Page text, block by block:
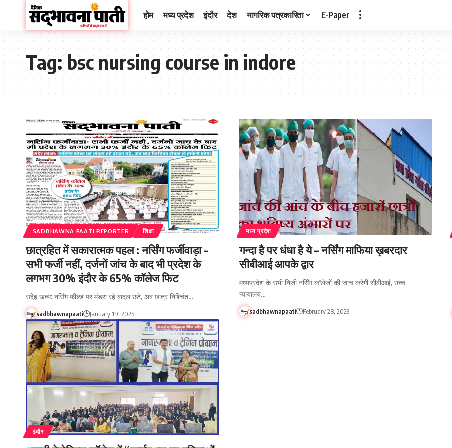
होम मध्य प्रदेश इंदौर देश नागरिक पत्रकारिता E-Paper
Tag:bsc nursing course in indore
SADBHAWNA PAATI REPORTER शिक्षा
छात्रहित में सकारात्मक पहल : नर्सिंग फर्जीवाड़ा –
सभी फर्जी नहीं, दर्जनों जांच के बाद भी प्रदेश के
लगभग 30% इंदौर के 65% कॉलेज फिट
संदेह खत्म: नर्सिंग फील्ड पर मंडरा रहे बादल छटे, अब छात्र निश्चिंत…
sadbhawnapaati January 19, 2025
मध्य प्रदेश
गन्दा है पर धंधा है ये – नर्सिंग माफिया ख़बरदार
सीबीआई आपके द्वार
मध्यप्रदेश के सभी निजी नर्सिंग कॉलेजों की जांच करेगी सीबीआई, उच्च
न्यायालय…
sadbhawnapaati February 28, 2023
इंदौर